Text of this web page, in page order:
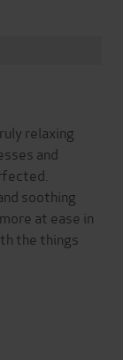
relaxing
and
soothing
at ease in
the things